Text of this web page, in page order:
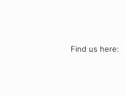
Find us here: